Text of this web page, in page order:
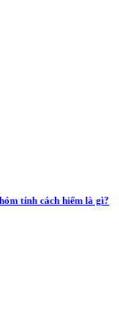
tính cách hiếm là gì?